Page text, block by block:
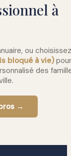
à
ou choisissez
bloqué à vie)
des
→